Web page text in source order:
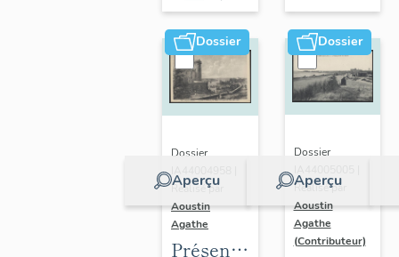
Dossier
Aperçu
Dossier
Réalisé par
Aoustin
Agathe
Présentation
Dossier
Aperçu
Dossier
Réalisé par
Aoustin
Agathe
(Contributeur)